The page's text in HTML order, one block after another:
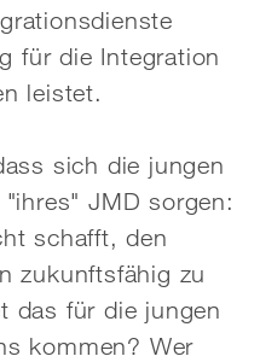
für die Integration
leistet.
sich die jungen
JMD sorgen:
schafft, den
zukunftsfähig zu
das für die jungen
kommen? Wer